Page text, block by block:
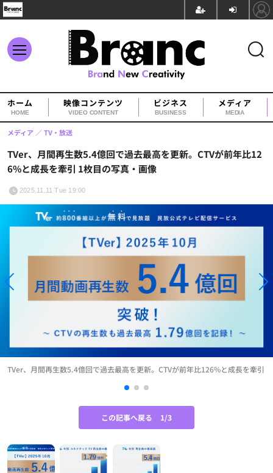
ホーム
HOME
映像コンテンツ
VIDEO CONTENT
ビジネス
BUSINESS
メディア
MEDIA
TVer、月間再生数5.4億回で過去最高を更新。CTVが前年比12
6%と成長を牽引 1枚目の写真・画像
メディア TV・放送
2025.11.11 Tue 19:00
TVer、月間再生数5.4億回で過去最高を更新。CTVが前年比126%と成長を牽引
この記事へ戻る 1/3